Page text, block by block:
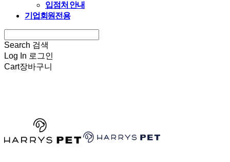
입점처 안내
기업회원전용
Search 검색
Log In 로그인
Cart장바구니